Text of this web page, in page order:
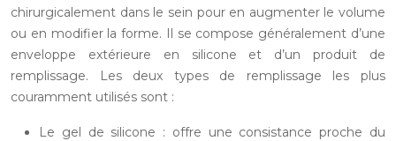
chirurgicalement dans le sein pour en augmenter le volume
ou en modifier la forme. Il se compose généralement d’une
enveloppe extérieure en silicone et d’un produit de
remplissage. Les deux types de remplissage les plus
couramment utilisés sont :
Le gel de silicone : offre une consistance proche du